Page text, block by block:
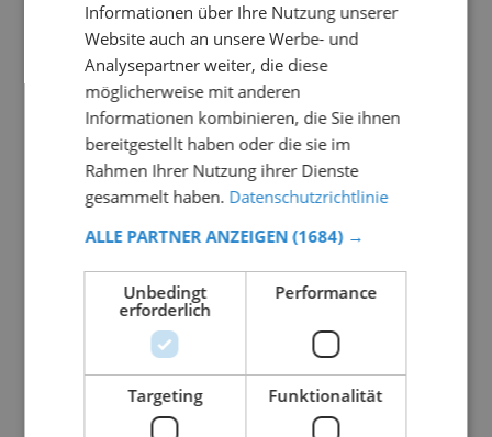
Informationen über Ihre Nutzung unserer
Website auch an unsere Werbe- und
Analysepartner weiter, die diese
möglicherweise mit anderen
Informationen kombinieren, die Sie ihnen
bereitgestellt haben oder die sie im
Rahmen Ihrer Nutzung ihrer Dienste
gesammelt haben. Datenschutzrichtlinie
ALLE PARTNER ANZEIGEN (1684) →
Unbedingt
erforderlich
Performance
Targeting Funktionalität